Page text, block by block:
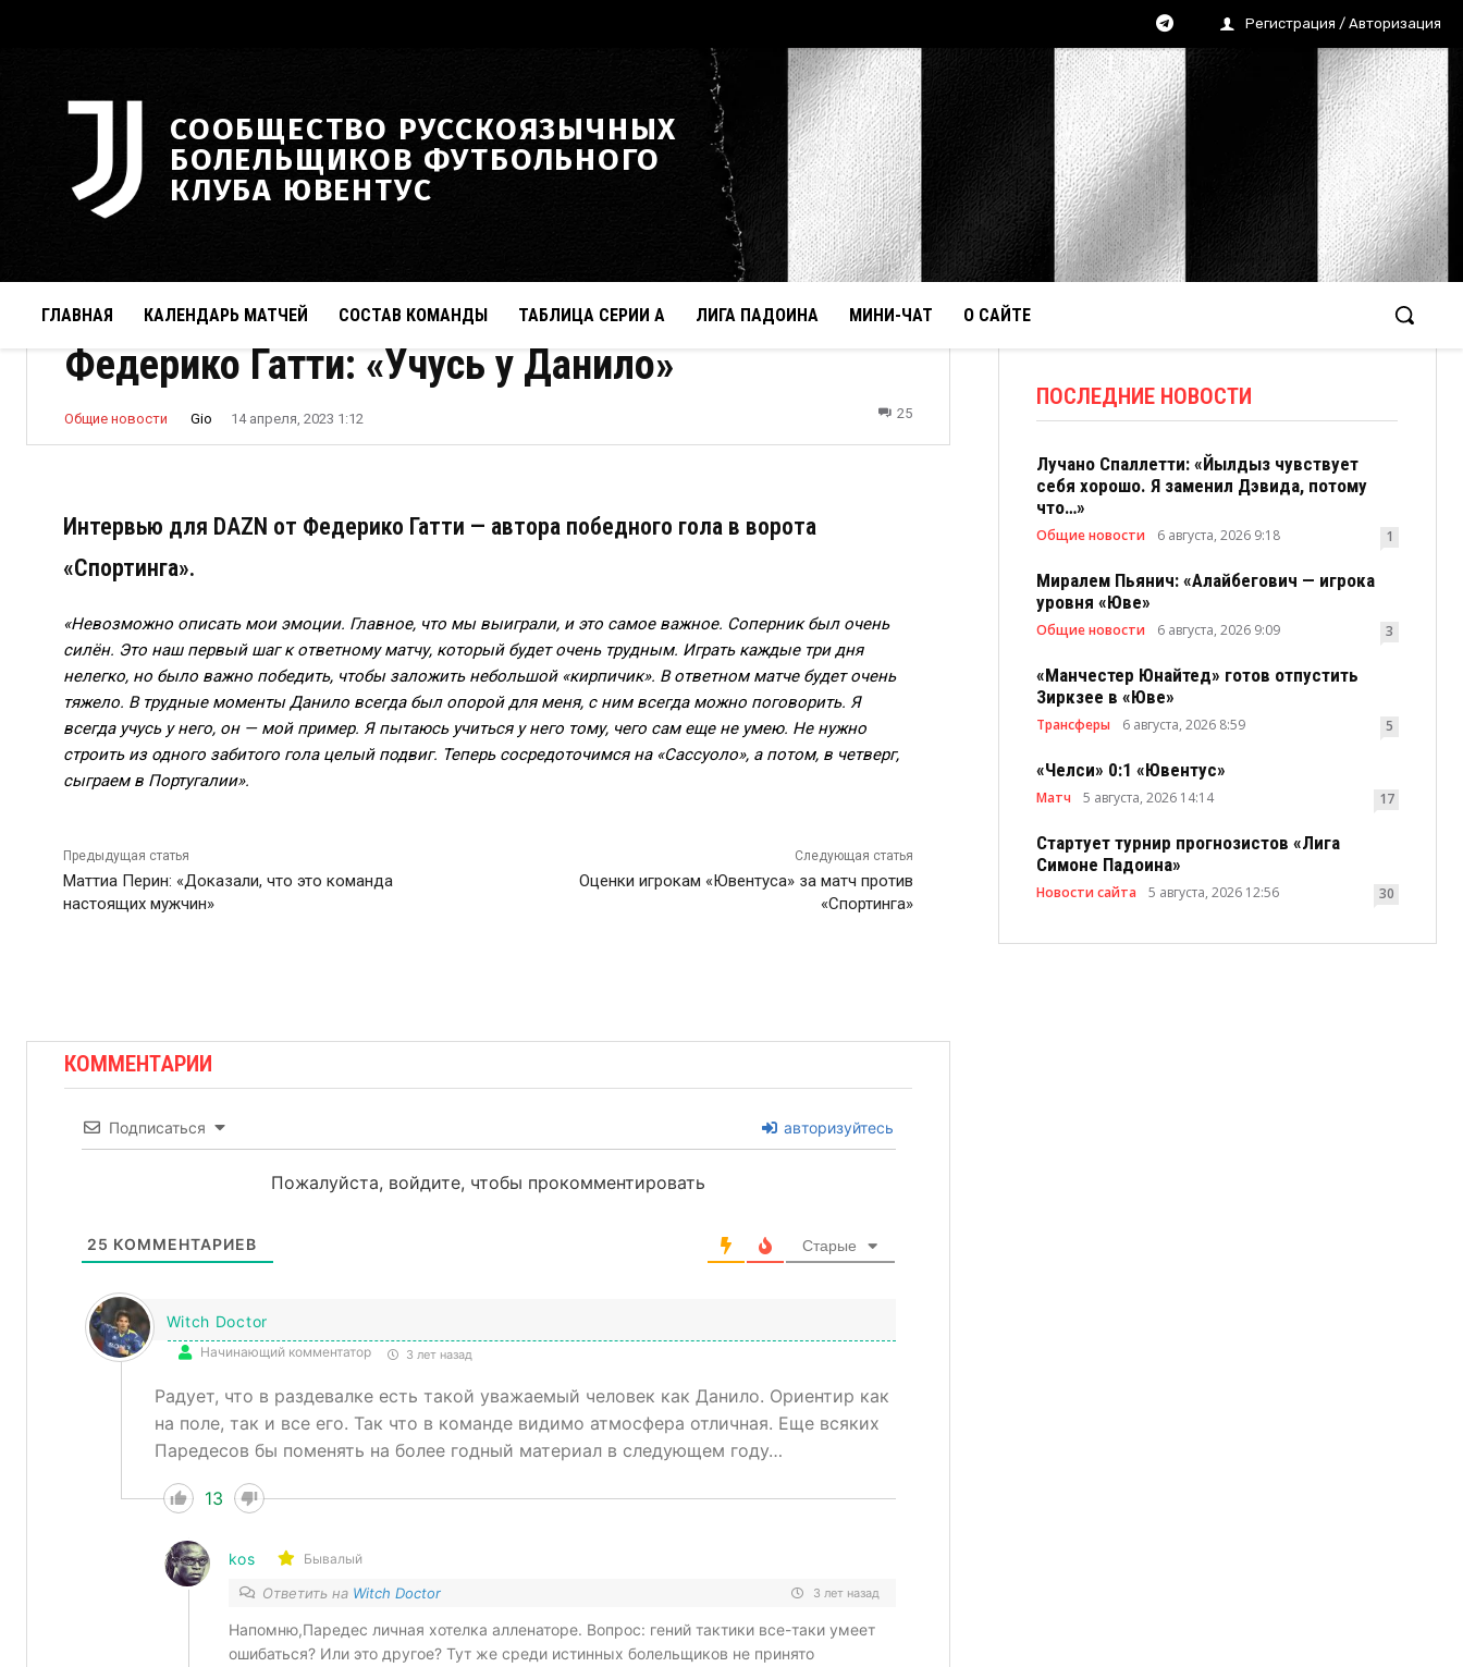
Регистрация / Авторизация
СООБЩЕСТВО РУССКОЯЗЫЧНЫХ
БОЛЕЛЬЩИКОВ ФУТБОЛЬНОГО
КЛУБА ЮВЕНТУС
ГЛАВНАЯ КАЛЕНДАРЬ МАТЧЕЙ СОСТАВ КОМАНДЫ ТАБЛИЦА СЕРИИ А ЛИГА ПАДОИНА МИНИ-ЧАТ О САЙТЕ
Федерико Гатти: «Учусь у Данило»
Общие новости Gio 14 апреля, 2023 1:12 25
Интервью для DAZN от Федерико Гатти — автора победного гола в ворота
«Спортинга».
«Невозможно описать мои эмоции. Главное, что мы выиграли, и это самое важное. Соперник был очень
силён. Это наш первый шаг к ответному матчу, который будет очень трудным. Играть каждые три дня
нелегко, но было важно победить, чтобы заложить небольшой «кирпичик». В ответном матче будет очень
тяжело. В трудные моменты Данило всегда был опорой для меня, с ним всегда можно поговорить. Я
всегда учусь у него, он — мой пример. Я пытаюсь учиться у него тому, чего сам еще не умею. Не нужно
строить из одного забитого гола целый подвиг. Теперь сосредоточимся на «Сассуоло», а потом, в четверг,
сыграем в Португалии».
Предыдущая статья
Маттиа Перин: «Доказали, что это команда
настоящих мужчин»
Следующая статья
Оценки игрокам «Ювентуса» за матч против
«Спортинга»
КОММЕНТАРИИ
Подписаться авторизуйтесь
Пожалуйста, войдите, чтобы прокомментировать
25 КОММЕНТАРИЕВ Старые
Witch Doctor
Начинающий комментатор 3 лет назад
Радует, что в раздевалке есть такой уважаемый человек как Данило. Ориентир как
на поле, так и все его. Так что в команде видимо атмосфера отличная. Еще всяких
Паредесов бы поменять на более годный материал в следующем году…
13
kos Бывалый
Ответить на Witch Doctor 3 лет назад
Напомню,Паредес личная хотелка алленаторе. Вопрос: гений тактики все-таки умеет
ошибаться? Или это другое? Тут же среди истинных болельщиков не принято
ПОСЛЕДНИЕ НОВОСТИ
Лучано Спаллетти: «Йылдыз чувствует
себя хорошо. Я заменил Дэвида, потому
что…»
Общие новости 6 августа, 2026 9:18 1
Миралем Пьянич: «Алайбегович — игрока
уровня «Юве»
Общие новости 6 августа, 2026 9:09 3
«Манчестер Юнайтед» готов отпустить
Зиркзее в «Юве»
Трансферы 6 августа, 2026 8:59 5
«Челси» 0:1 «Ювентус»
Матч 5 августа, 2026 14:14 17
Стартует турнир прогнозистов «Лига
Симоне Падоина»
Новости сайта 5 августа, 2026 12:56 30